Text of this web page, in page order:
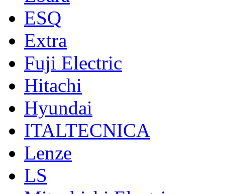
ESQ
Extra
Fuji Electric
Hitachi
Hyundai
ITALTECNICA
Lenze
LS